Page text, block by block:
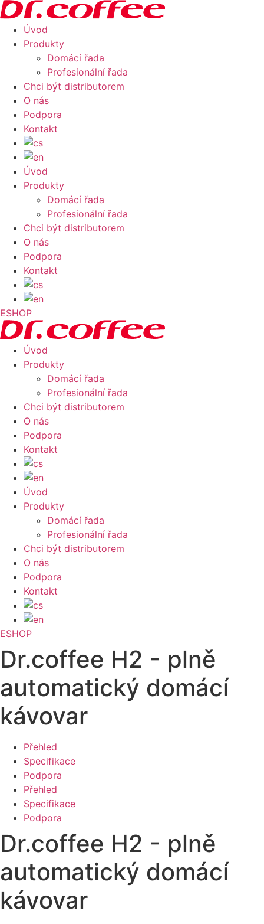
Skip
to
contentÚvod
Produkty
Domácí řada
Profesionální řada
Chci být distributorem
O nás
Podpora
Kontakt
Úvod
Produkty
Domácí řada
Profesionální řada
Chci být distributorem
O nás
Podpora
Kontakt
ESHOP
Úvod
Produkty
Domácí řada
Profesionální řada
Chci být distributorem
O nás
Podpora
Kontakt
Úvod
Produkty
Domácí řada
Profesionální řada
Chci být distributorem
O nás
Podpora
Kontakt
ESHOP
Dr.coffee H2 - plně
automatický domácí
kávovar
Přehled
Specifikace
Podpora
Přehled
Specifikace
Podpora
Dr.coffee H2 - plně
automatický domácí
kávovar